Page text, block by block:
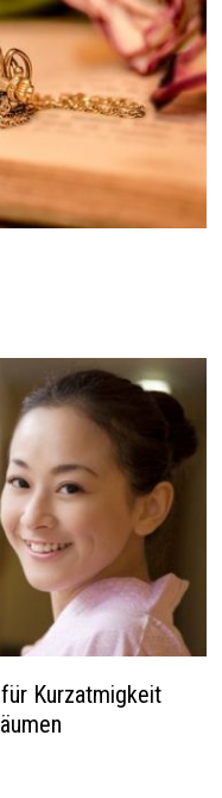
Kurzatmigkeit